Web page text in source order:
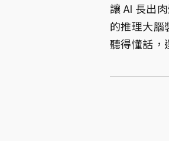
讓 AI 長出
的推理大腦
聽得懂話，